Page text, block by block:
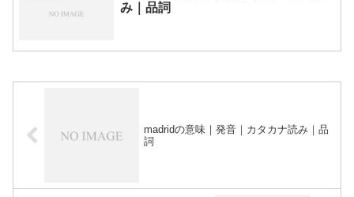
み｜品詞
madridの意味｜発音｜カタカナ読み｜品
詞